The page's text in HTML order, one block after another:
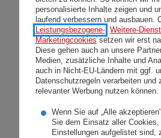
personalisierte Inhalte zeigen und
laufend verbessern und ausbauen.
Leistungsbezogene-, Weitere-
Marketingcookies setzen wir erst
Diese gehen auch an unsere
Medien, zusätzliche Inhalte und
auch in Nicht-EU-Ländern mit ggf.
Datenschutzregeln verarbeiten und
relevanter Werbung nutzen können.
Wenn Sie auf „Alle
Sie dem Einsatz aller
Einstellungen aufgelistet sind,
Glücksspielunternehmen
bereit mit österreichischen
kooperieren.“
Der Verkauf erfolgt
Nichtuntersagung durch die
Wettbewerbsbehörden.
haben die Vertragspartner